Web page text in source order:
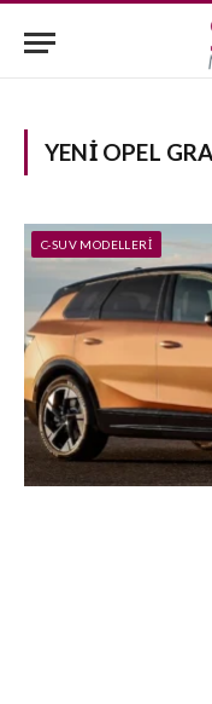
YENI OPEL
C-SUV MODELLERI